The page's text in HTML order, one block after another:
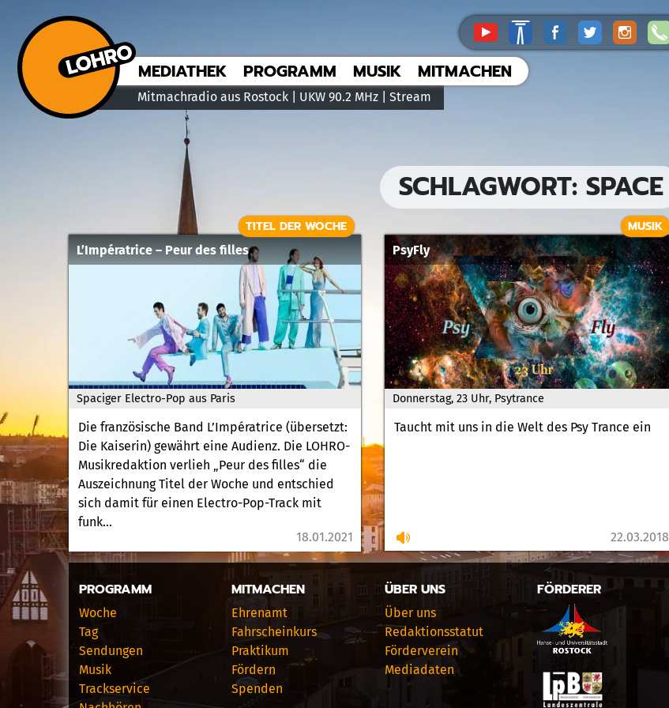
Mitmachradio aus Rostock | UKW 90.2 MHz | Stream
MEDIATHEK PROGRAMM MUSIK MITMACHEN
SCHLAGWORT: SPACE
Spaciger Electro-Pop aus Paris
L’Impératrice – Peur des filles
TITEL DER WOCHE
Die französische Band L’Impératrice (übersetzt:
Die Kaiserin) gewährt eine Audienz. Die LOHRO-
Musikredaktion verlieh „Peur des filles“ die
Auszeichnung Titel der Woche und entschied
sich damit für einen Electro-Pop-Track mit
funk...
18.01.2021
Donnerstag, 23 Uhr, Psytrance
PsyFly
MUSIK
Taucht mit uns in die Welt des Psy Trance ein
22.03.2018
PROGRAMM
Woche
Tag
Sendungen
Musik
Trackservice
MITMACHEN
Ehrenamt
Fahrscheinkurs
Praktikum
Fördern
Spenden
ÜBER UNS
Über uns
Redaktionsstatut
Förderverein
Mediadaten
FÖRDERER